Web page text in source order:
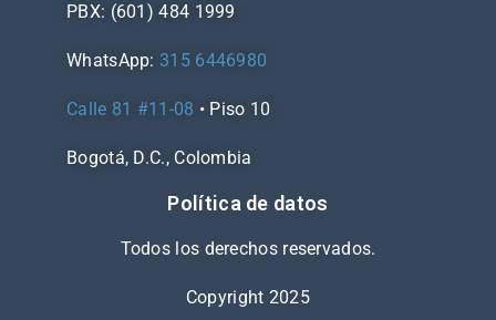
PBX: (601) 484 1999
WhatsApp: 315 6446980
Calle 81 #11-08 • Piso 10
Bogotá, D.C., Colombia
Política de datos
Todos los derechos reservados.
Copyright 2025